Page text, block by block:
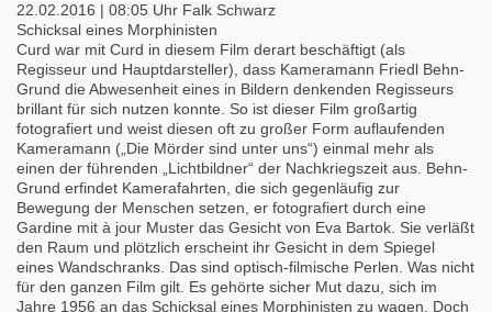
22.02.2016 | 08:05 Uhr Falk Schwarz
Schicksal eines Morphinisten
Curd war mit Curd in diesem Film derart beschäftigt (als
Regisseur und Hauptdarsteller), dass Kameramann Friedl Behn-
Grund die Abwesenheit eines in Bildern denkenden Regisseurs
brillant für sich nutzen konnte. So ist dieser Film großartig
fotografiert und weist diesen oft zu großer Form auflaufenden
Kameramann („Die Mörder sind unter uns“) einmal mehr als
einen der führenden „Lichtbildner“ der Nachkriegszeit aus. Behn-
Grund erfindet Kamerafahrten, die sich gegenläufig zur
Bewegung der Menschen setzen, er fotografiert durch eine
Gardine mit à jour Muster das Gesicht von Eva Bartok. Sie verläßt
den Raum und plötzlich erscheint ihr Gesicht in dem Spiegel
eines Wandschranks. Das sind optisch-filmische Perlen. Was nicht
für den ganzen Film gilt. Es gehörte sicher Mut dazu, sich im
Jahre 1956 an das Schicksal eines Morphinisten zu wagen. Doch